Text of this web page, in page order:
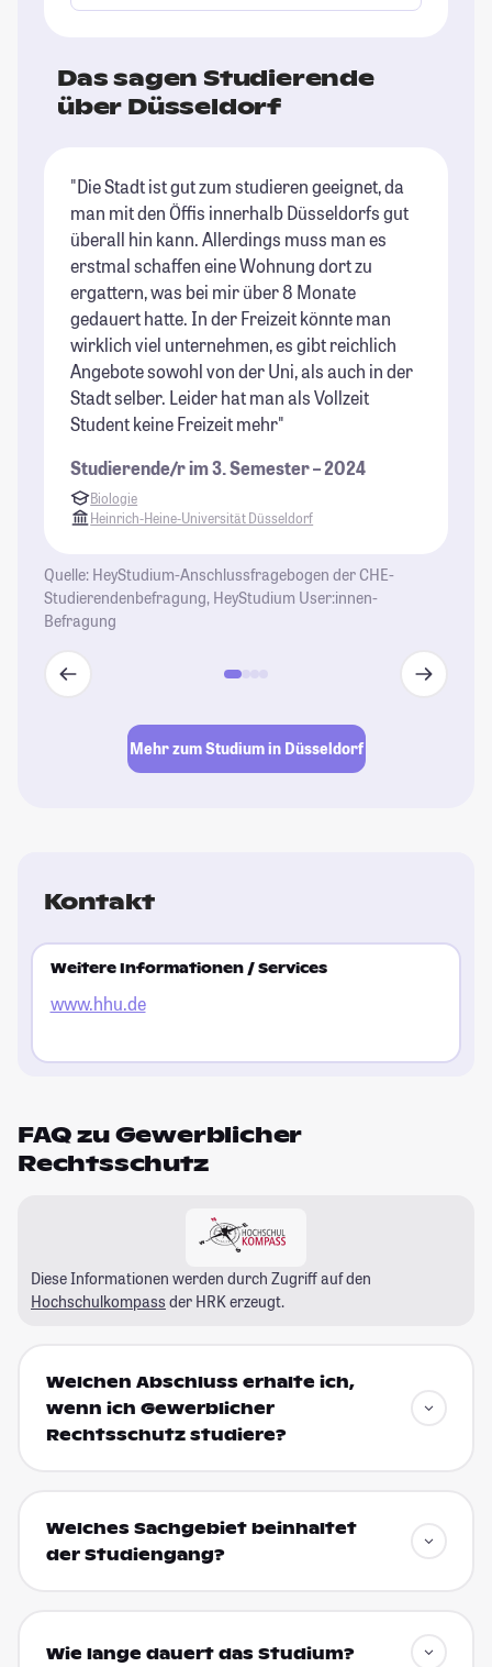
Das sagen Studierende
über Düsseldorf
"Die Stadt ist gut zum studieren geeignet, da
man mit den Öffis innerhalb Düsseldorfs gut
überall hin kann. Allerdings muss man es
erstmal schaffen eine Wohnung dort zu
ergattern, was bei mir über 8 Monate
gedauert hatte. In der Freizeit könnte man
wirklich viel unternehmen, es gibt reichlich
Angebote sowohl von der Uni, als auch in der
Stadt selber. Leider hat man als Vollzeit
Student keine Freizeit mehr"
Studierende/r im 3. Semester – 2024
Biologie
Heinrich-Heine-Universität Düsseldorf
Quelle: HeyStudium-Anschlussfragebogen der CHE-
Studierendenbefragung, HeyStudium User:innen-
Befragung
Mehr zum Studium in Düsseldorf
Kontakt
Weitere Informationen / Services
www.hhu.de
FAQ zu Gewerblicher
Rechtsschutz
Diese Informationen werden durch Zugriff auf den
Hochschulkompass der HRK erzeugt.
Welchen Abschluss erhalte ich,
wenn ich Gewerblicher
Rechtsschutz studiere?
Welches Sachgebiet beinhaltet
der Studiengang?
Wie lange dauert das Studium?